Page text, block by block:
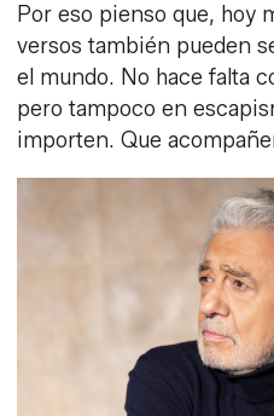
Por eso pienso que, hoy
versos también pueden
el mundo. No hace falta
pero tampoco en
importen. Que